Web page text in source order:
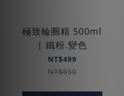
極致輪圈精 500ml
| 鐵粉.變色
NT$499
NT$650